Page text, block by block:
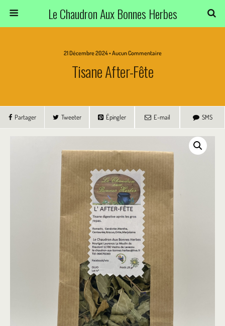
Le Chaudron Aux Bonnes Herbes
21 Décembre 2024 • Aucun Commentaire
Tisane After-Fête
Partager Tweeter Épingler E-mail SMS